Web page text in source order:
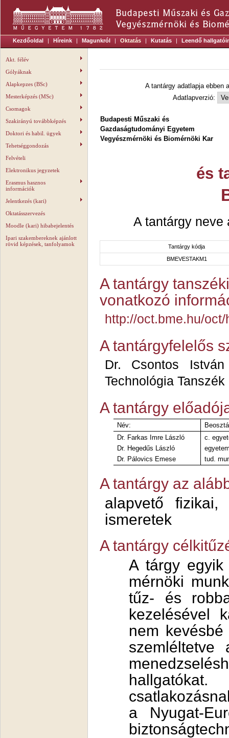
Kezdőoldal | Híreink | Magunkról | Oktatás | Kutatás | Leendő
Akt. félév
Gólyáknak
Alapkepzes (BSc)
Mesterképzés (MSc)
Csomagok
Szakirányú továbbképzés
Doktori és habil. ügyek
Tehetséggondozás
Felvételi
Elektronikus jegyzetek
Erasmus hasznos
információk
Jelentkezés (kari)
Oktatásszervezés
Moodle (kari) hibabejelentés
Ipari szakembereknek ajánlott
rövid képzések, tanfolyamok
A tantárgy adatlapja ebben
Adatlapverzió:
Budapesti Műszaki és
Gazdaságtudományi Egyetem
Vegyészmérnöki és Biomérnöki Kar
és
A tantárgy neve
Tantárgy kódja
BMEVESTAKM1
A tantárgy
vonatkozó
http://oct.bme.hu/
A tantárgyfelelős
Dr. Csontos
Technológia Tanszék
A tantárgy
Név:
Dr. Farkas Imre László
Dr. Hegedűs László
Dr. Pálovics Emese
c.
tud.
A tantárgy az
alapvető fizikai,
ismeretek
A tantárgy
A tárgy
mérnöki
tűz- és
kezelésével
nem
szemléltetve
a Nyugat-